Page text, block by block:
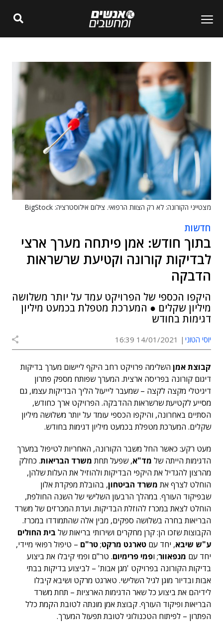
מצטייני הקורונה: לא רק הצוות הרפואי. צילום אילוסטרציה: BigStock
חדשות
בתוך חודש: אמן פיתחה מערך ארצי
לבדיקות קורונה וקטיעת שרשראות
הדבקה
היקפו הכספי של הפרויקט עמד על יותר משלושה
מיליון שקלים ● המערכת מטפלת בכמעט מיליון
דגימות בחודש
יוסי הטוני 14/01/2021 16:39
קבוצת אמן השלימה פרויקט רחב היקף ליישום מערך בדיקות
דיגום קורונה בפריסה ארצית. המערך שפותח מספק פתרון
דיגיטלי מקצה לקצה – שמעבר לייעול הליך הבדיקות עצמו, גם
מסייע לקטיעת שרשראות ההדבקה. הפרויקט ארך כחודש,
הסתיים באחרונה, והיקפו הכספי עומד על יותר משלושה מיליון
שקלים. המערכת מטפלת בכמעט מיליון דגימות בחודש.
מעט רקע: כאשר החל משבר הקורונה, האחריות לטיפול במערך
הדגימות הייתה של מד"א, שפעל תחת משרד הבריאות. כחלק
מהרצון להגדיל את היקפי הבדיקות ולהוזיל את העלות שלהן,
הוחלט לצרף את משרד הביטחון, בהובלת מפקדת אלון
שבפיקוד העורף. במהלך הרבעון השלישי של השנה החולפת,
הוחלט לצאת במכרז להוזלת הבדיקות. ועדת המכרזים של משרד
הבריאות בחרה בשלושה ספקים, מבין אלה שהתמודדו במכרז.
הקבוצות שזכו הן: קרן מחקרים ושירותי בריאות של בית החולים
ע"ש שיבא, יחד עם טארגט מרקט;טר"ם – טיפול רפואי מיידי,
יחד עם מנפאוור; ופמי פרימיום. טר"ם ופמי קיבלו את ביצוע
בדיקות הקורונה בפרויקט 'מגן אבות' – לביצוע בדיקות בבתי
אבות ובדיור מוגן לגיל השלישי. טארגט מרקט ושיבא קיבלו
לידיהם את ביצוע כל שאר הדגימות הארציות – תחת משרד
הבריאות ופיקוד העורף. קבוצת אמן מונתה לטובת הקמת כלל
הפתרון – לפיתוח הטכנולוגי לטובת תפעול המערך.